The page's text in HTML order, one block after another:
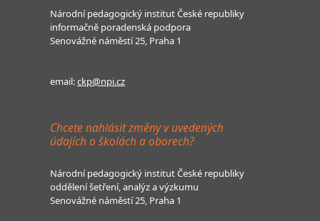
Národní pedagogický institut České republiky
informačně poradenská podpora
Senovážné náměstí 25, Praha 1
email:ckp@npi.cz
Chcete nahlásit změny v uvedených
údajích o školách a oborech?
Národní pedagogický institut České republiky
oddělení šetření, analýz a výzkumu
Senovážné náměstí 25, Praha 1